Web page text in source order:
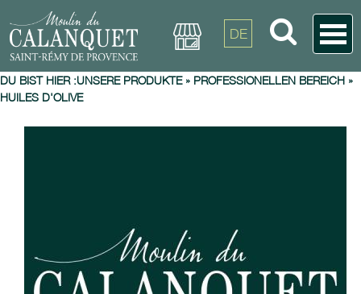
DE
DU BIST HIER :UNSERE PRODUKTE» PROFESSIONELLEN BEREICH »
HUILES D'OLIVE